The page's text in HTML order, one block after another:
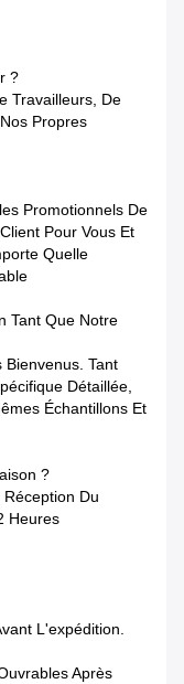
?
Travailleurs, De
Propres
Promotionnels De
Pour Vous Et
Quelle
Tant Que Notre
Bienvenus. Tant
Détaillée,
Échantillons Et
?
Du
Heures
L'expédition.
Après